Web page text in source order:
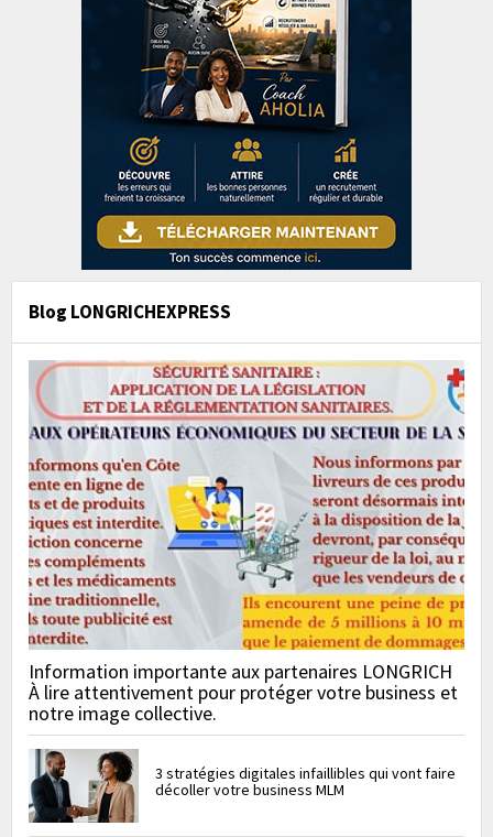
Blog LONGRICHEXPRESS
Information importante aux partenaires LONGRICH
À lire attentivement pour protéger votre business et
notre image collective.
3 stratégies digitales infaillibles qui vont faire
décoller votre business MLM